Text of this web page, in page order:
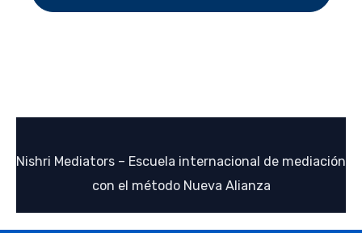
Nishri Mediators – Escuela internacional de mediación
con el método Nueva Alianza